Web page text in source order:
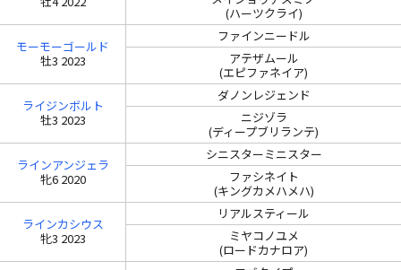
(ハーツクライ)
モーモーゴールド
牡3 2023
ファインニードル
アテザムール
(エピファネイア)
ライジンボルト
牡3 2023
ダノンレジェンド
ニジゾラ
(ディープブリランテ)
ラインアンジェラ
牝6 2020
シニスターミニスター
ファシネイト
(キングカメハメハ)
ラインカシウス
牝3 2023
リアルスティール
ミヤコノユメ
(ロードカナロア)